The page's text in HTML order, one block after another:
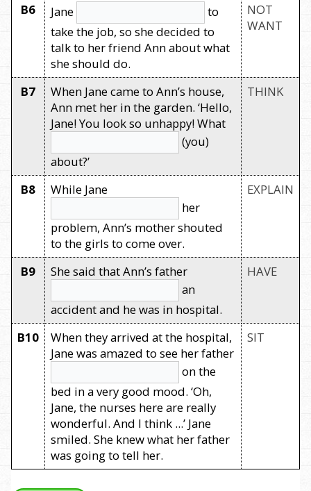
B6 Jane
to
take the job, so she decided to
talk to her friend Ann about what
she should do.
NOT
WANT
B7
When Jane came to Ann’s house,
Ann met her in the garden. ‘Hello,
Jane! You look so unhappy! What
(you)
about?’
THINK
B8
While Jane
her
problem, Ann’s mother shouted
to the girls to come over.
EXPLAIN
B9
She said that Ann’s father
an
accident and he was in hospital.
HAVE
B10
When they arrived at the hospital,
Jane was amazed to see her father
on the
bed in a very good mood. ‘Oh,
Jane, the nurses here are really
wonderful. And I think ...’ Jane
smiled. She knew what her father
was going to tell her.
SIT